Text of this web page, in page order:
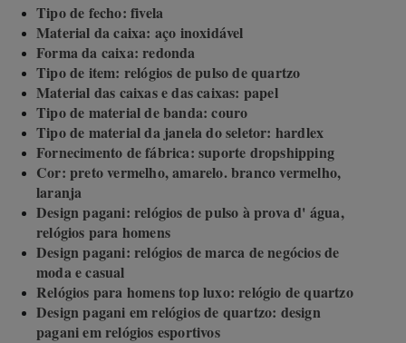
Tipo de fecho: fivela
Material da caixa: aço inoxidável
Forma da caixa: redonda
Tipo de item: relógios de pulso de quartzo
Material das caixas e das caixas: papel
Tipo de material de banda: couro
Tipo de material da janela do seletor: hardlex
Fornecimento de fábrica: suporte dropshipping
Cor: preto vermelho, amarelo. branco vermelho,
laranja
Design pagani: relógios de pulso à prova d' água,
relógios para homens
Design pagani: relógios de marca de negócios de
moda e casual
Relógios para homens top luxo: relógio de quartzo
Design pagani em relógios de quartzo: design
pagani em relógios esportivos